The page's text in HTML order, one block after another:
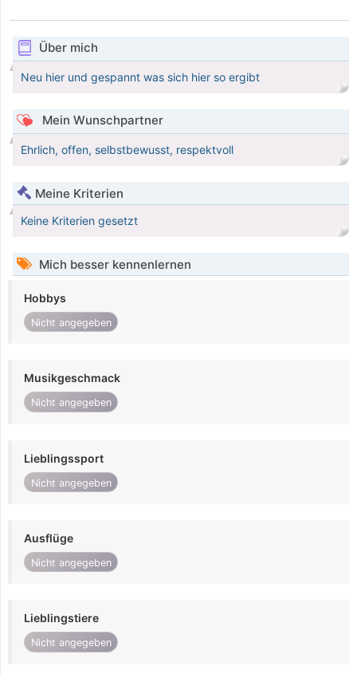
Über mich
Neu hier und gespannt was sich hier so ergibt
Mein Wunschpartner
Ehrlich, offen, selbstbewusst, respektvoll
Meine Kriterien
Keine Kriterien gesetzt
Mich besser kennenlernen
Hobbys
Nicht angegeben
Musikgeschmack
Nicht angegeben
Lieblingssport
Nicht angegeben
Ausflüge
Nicht angegeben
Lieblingstiere
Nicht angegeben